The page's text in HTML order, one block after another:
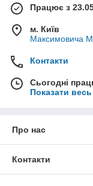
Працює з
м. Київ
Максимовича
Контакти
Сьогодні
Показати
Про нас
Контакти